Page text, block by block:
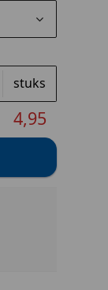
stuks
4,95